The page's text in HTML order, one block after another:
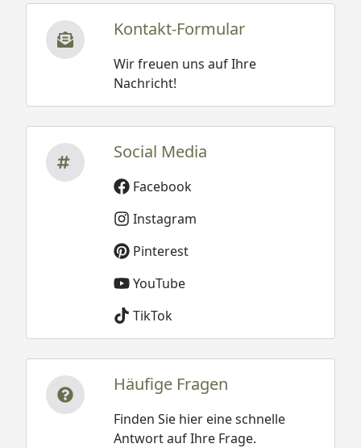
Kontakt-Formular
Wir freuen uns auf Ihre
Nachricht!
Social Media
Facebook
Instagram
Pinterest
YouTube
TikTok
Häufige Fragen
Finden Sie hier eine schnelle
Antwort auf Ihre Frage.